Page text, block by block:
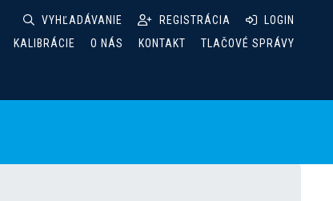
VYHĽADÁVANIE REGISTRÁCIA
LOGIN
KALIBRÁCIE O NÁS KONTAKT TLAČOVÉ SPRÁVY